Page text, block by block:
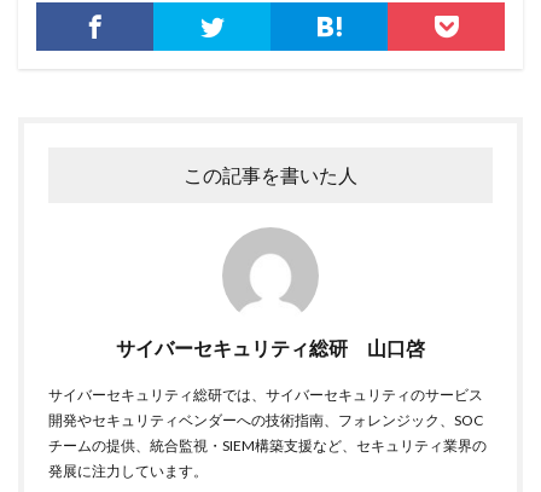
この記事を書いた人
サイバーセキュリティ総研 山口啓
サイバーセキュリティ総研では、サイバーセキュリティのサービス
開発やセキュリティベンダーへの技術指南、フォレンジック、SOC
チームの提供、統合監視・SIEM構築支援など、セキュリティ業界の
発展に注力しています。